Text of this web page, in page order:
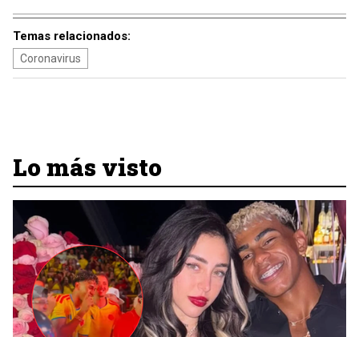
Temas relacionados:
Coronavirus
Lo más visto